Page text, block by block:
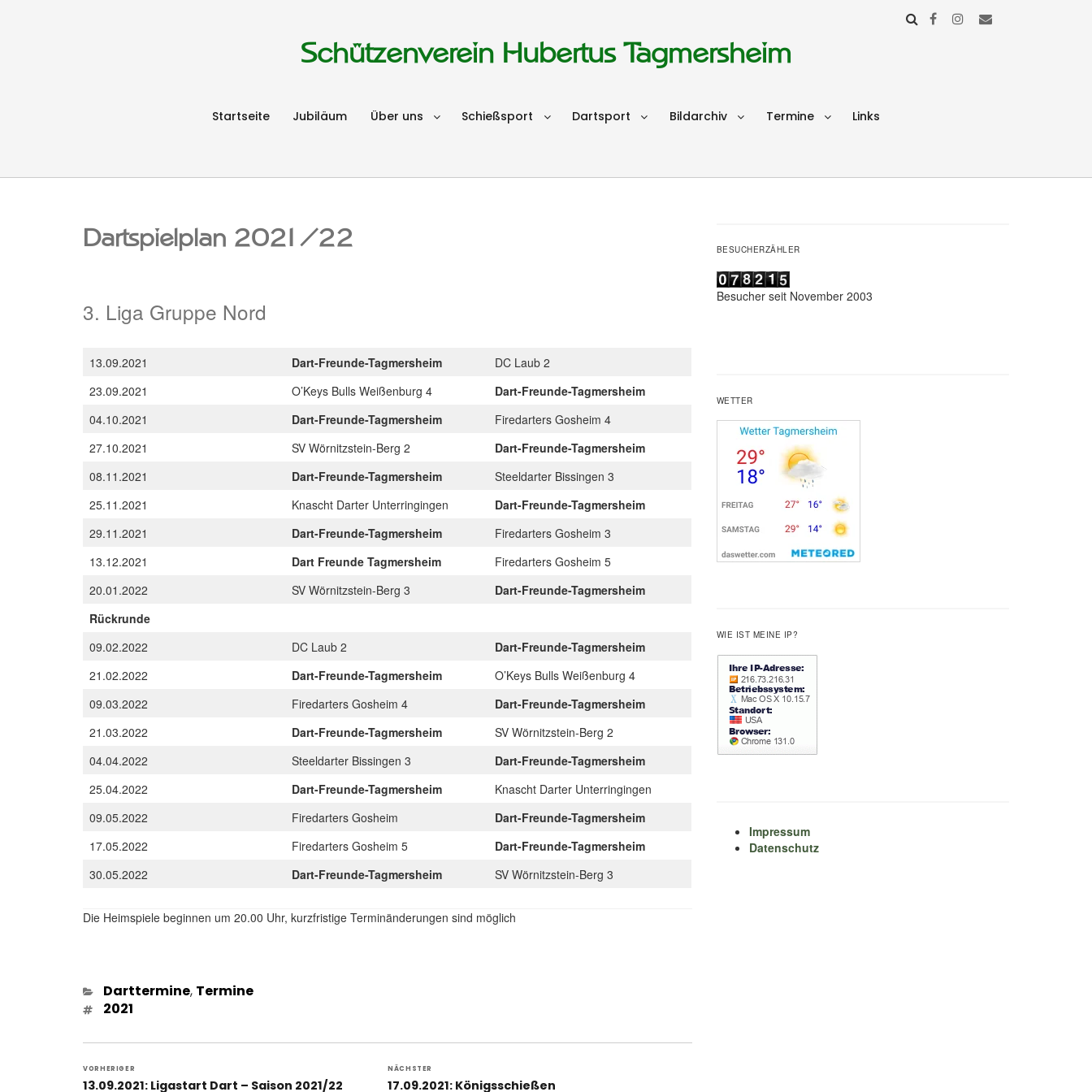
Schützenverein Hubertus Tagmersheim
Startseite Jubiläum Über uns Schießsport Dartsport Bildarchiv Termine Links
Dartspielplan 2021/22
3. Liga Gruppe Nord
13.09.2021 Dart-Freunde-Tagmersheim
DC Laub 2
23.09.2021
O’Keys Bulls Weißenburg 4
Dart-Freunde-Tagmersheim
04.10.2021
Dart-Freunde-Tagmersheim
Firedarters Gosheim 4
27.10.2021
SV Wörnitzstein-Berg 2
Dart-Freunde-Tagmersheim
08.11.2021
Dart-Freunde-Tagmersheim
Steeldarter Bissingen 3
25.11.2021
Knascht Darter Unterringingen
Dart-Freunde-Tagmersheim
29.11.2021
Dart-Freunde-Tagmersheim
Firedarters Gosheim 3
13.12.2021
Dart Freunde Tagmersheim
Firedarters Gosheim 5
20.01.2022
SV Wörnitzstein-Berg 3
Dart-Freunde-Tagmersheim
Rückrunde
09.02.2022
DC Laub 2
Dart-Freunde-Tagmersheim
21.02.2022
Dart-Freunde-Tagmersheim
O’Keys Bulls Weißenburg 4
09.03.2022
Firedarters Gosheim 4
Dart-Freunde-Tagmersheim
21.03.2022
Dart-Freunde-Tagmersheim
SV Wörnitzstein-Berg 2
04.04.2022
Steeldarter Bissingen 3
Dart-Freunde-Tagmersheim
25.04.2022
Dart-Freunde-Tagmersheim
Knascht Darter Unterringingen
09.05.2022
Firedarters Gosheim
Dart-Freunde-Tagmersheim
17.05.2022
Firedarters Gosheim 5
Dart-Freunde-Tagmersheim
30.05.2022
Dart-Freunde-Tagmersheim SV Wörnitzstein-Berg 3
Die Heimspiele beginnen um 20.00 Uhr, kurzfristige Terminänderungen sind möglich
Kategorien
Darttermine, Termine
Schlagwörter
2021
VORHERIGER
Vorheriger
13.09.2021: Ligastart Dart – Saison 2021/22
NÄCHSTER
Nächster
17.09.2021: Königsschießen
BESUCHERZÄHLER
Besucher seit November 2003
WETTER
WIE IST MEINE IP?
Impressum
Datenschutz